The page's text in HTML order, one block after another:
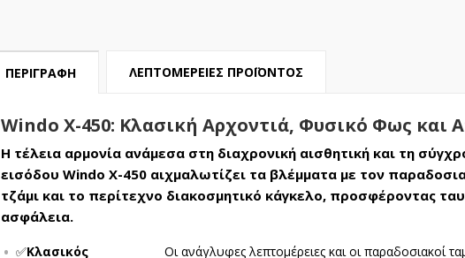
ΠΕΡΙΓΡΑΦΉ ΛΕΠΤΟΜΈΡΕΙΕΣ ΠΡΟΪΌΝΤΟΣ
Windo X-450: Κλασική Αρχοντιά, Φυσικό Φως και
Η τέλεια αρμονία ανάμεσα στη διαχρονική αισθητική και τη
εισόδου Windo X-450 αιχμαλωτίζει τα βλέμματα με τον
τζάμι και το περίτεχνο διακοσμητικό κάγκελο, προσφέροντας
ασφάλεια.
✅Κλασικός
Οι ανάγλυφες λεπτομέρειες και οι παραδοσιακοί